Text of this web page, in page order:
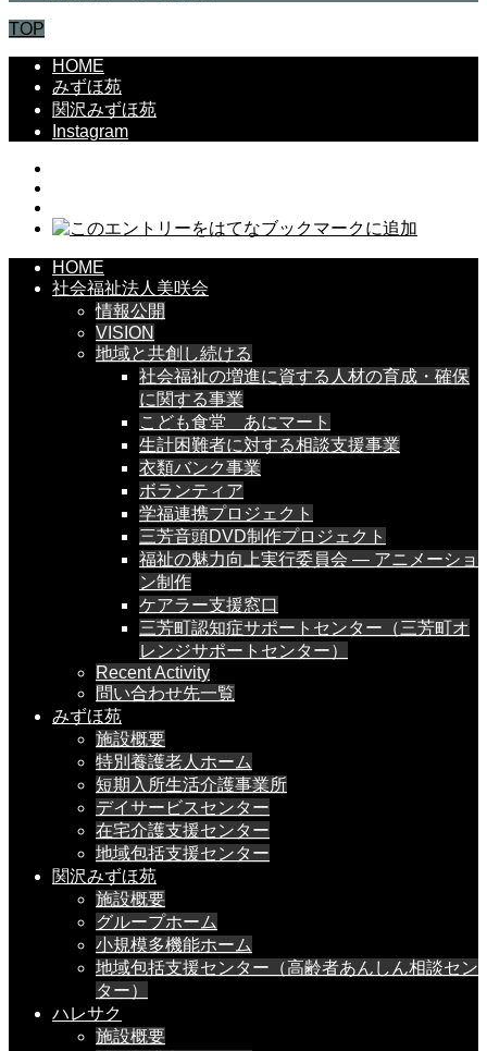
TOP
HOME
みずほ苑
関沢みずほ苑
Instagram
HOME
社会福祉法人美咲会
情報公開
VISION
地域と共創し続ける
社会福祉の増進に資する人材の育成・確保
に関する事業
こども食堂 あにマート
生計困難者に対する相談支援事業
衣類バンク事業
ボランティア
学福連携プロジェクト
三芳音頭DVD制作プロジェクト
福祉の魅力向上実行委員会 — アニメーショ
ン制作
ケアラー支援窓口
三芳町認知症サポートセンター（三芳町オ
レンジサポートセンター）
Recent Activity
問い合わせ先一覧
みずほ苑
施設概要
特別養護老人ホーム
短期入所生活介護事業所
デイサービスセンター
在宅介護支援センター
地域包括支援センター
関沢みずほ苑
施設概要
グループホーム
小規模多機能ホーム
地域包括支援センター（高齢者あんしん相談セン
ター）
ハレサク
施設概要